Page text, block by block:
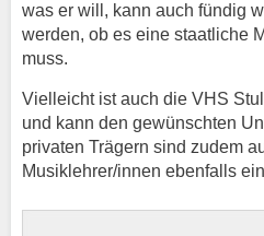
was er will, kann auch fündig
werden, ob es eine staatliche
muss.
Vielleicht ist auch die VHS
und kann den gewünschten
privaten Trägern sind zudem
Musiklehrer/innen ebenfalls